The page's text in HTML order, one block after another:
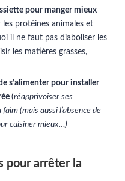
pour manger mieux
protéines animales et
il ne faut pas diaboliser les
les matières grasses,
s’alimenter pour installer
(réapprivoiser ses
(mais aussi l’absence de
cuisiner mieux…)
pour arrêter la